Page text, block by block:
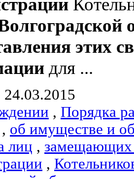
этих
для ...
, Порядка
, об имуществе и
лиц , замещающих
,